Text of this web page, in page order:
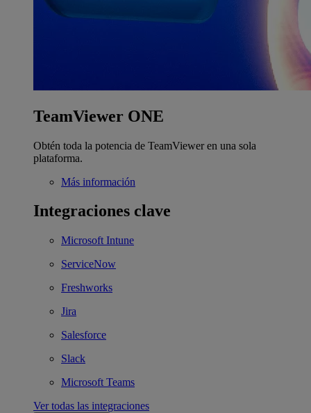
TeamViewer ONE
Obtén toda la potencia de TeamViewer en una sola
plataforma.
Más información
Integraciones clave
Microsoft Intune
ServiceNow
Freshworks
Jira
Salesforce
Slack
Microsoft Teams
Ver todas las integraciones